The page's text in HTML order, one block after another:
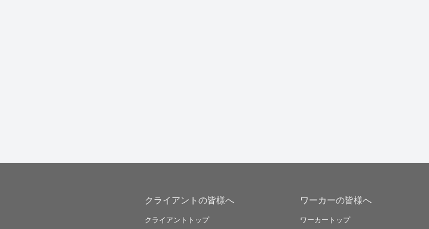
クライアントの皆様へ
クライアントトップ
ワーカーの皆様へ
ワーカートップ